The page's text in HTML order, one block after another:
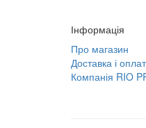
Інформація
Про магазин
Доставка і
Компанія RIO